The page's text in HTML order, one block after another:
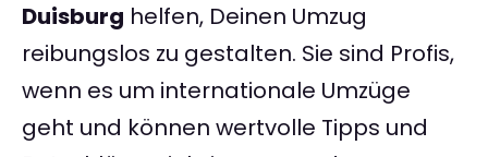
Duisburg helfen, Deinen Umzug
reibungslos zu gestalten. Sie sind Profis,
wenn es um internationale Umzüge
geht und können wertvolle Tipps und